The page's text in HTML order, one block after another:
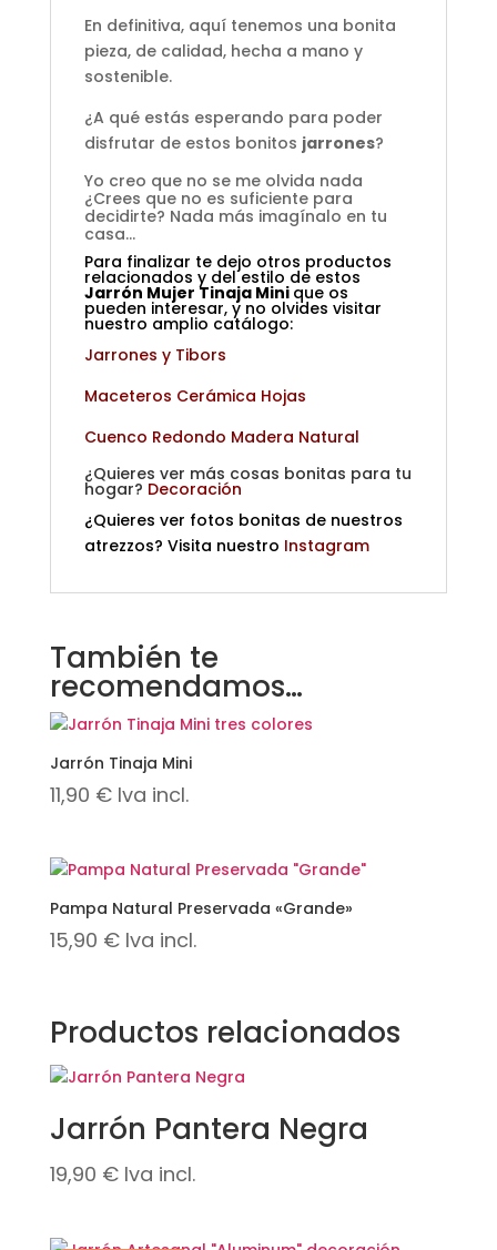
En definitiva, aquí tenemos una bonita
pieza, de calidad, hecha a mano y
sostenible.
¿A qué estás esperando para poder
disfrutar de estos bonitos jarrones?
Yo creo que no se me olvida nada
¿Crees que no es suficiente para
decidirte? Nada más imagínalo en tu
casa…
Para finalizar te dejo otros productos
relacionados y del estilo de estos
Jarrón Mujer Tinaja Mini que os
pueden interesar, y no olvides visitar
nuestro amplio catálogo:
Jarrones y Tibors
Maceteros Cerámica Hojas
Cuenco Redondo Madera Natural
¿Quieres ver más cosas bonitas para tu
hogar? Decoración
¿Quieres ver fotos bonitas de nuestros
atrezzos? Visita nuestro Instagram
También te
recomendamos…
Jarrón Tinaja Mini
11,90 € Iva incl.
Pampa Natural Preservada «Grande»
15,90 € Iva incl.
Productos relacionados
Jarrón Pantera Negra
19,90 € Iva incl.